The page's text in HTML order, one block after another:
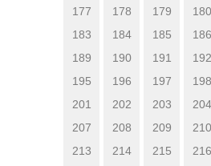
177
178 179 180
183
184 185 186
189
190 191 192
195
196 197 198
201
202 203 204
207
208 209 210
213
214 215 216